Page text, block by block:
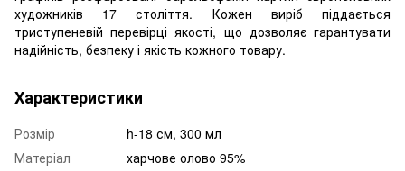
художників 17 століття. Кожен виріб піддається
триступеневій перевірці якості, що дозволяє гарантувати
надійність, безпеку і якість кожного товару.
Характеристики
Розмір
h-18 см, 300 мл
Матеріал
харчове олово 95%